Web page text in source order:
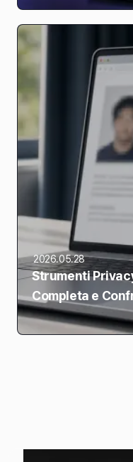
2026.05.28
Strumenti
Completa e